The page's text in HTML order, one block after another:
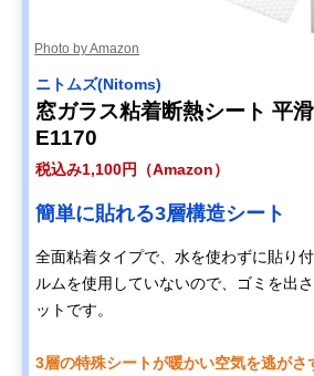
Photo by Amazon
ニトムズ(Nitoms)
窓ガラス粘着断熱シート 平
E1170
税込み1,100円（Amazon）
簡単に貼れる3層構造シート
全面粘着タイプで、水を使わずに貼り
ルムを使用していないので、ゴミを出
ットです。
3層の特殊シートが暖かい空気を逃がさ